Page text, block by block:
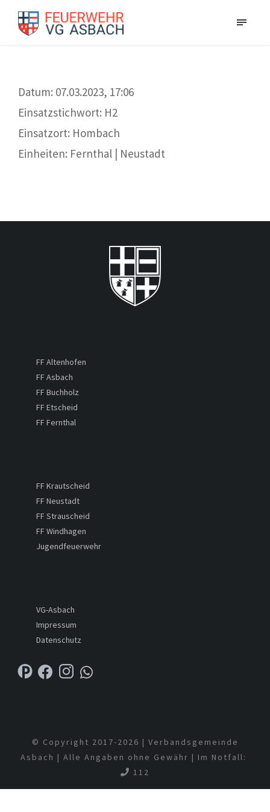
Datum: 07.03.2023, 17:06
Einsatzstichwort: H2
Einsatzort: Hombach
Einheiten: Fernthal | Neustadt
FF Altenhofen
FF Asbach
FF Buchholz
FF Etscheid
FF Fernthal
FF Krautscheid
FF Neustadt
FF Strauscheid
FF Windhagen
Jugendfeuerwehr
VG-Asbach
Impressum
Datenschutz
© Copyright 2017-2026 | Verbandsgemeinde
Asbach | Alle Angaben ohne Gewähr | Im Notfall:
112